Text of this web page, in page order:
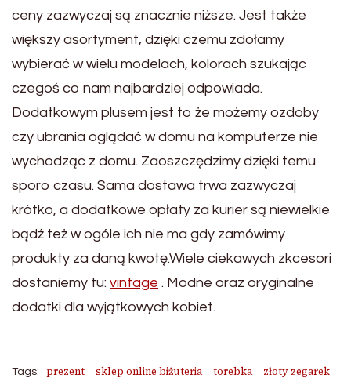
ceny zazwyczaj są znacznie niższe. Jest także
większy asortyment, dzięki czemu zdołamy
wybierać w wielu modelach, kolorach szukając
czegoś co nam najbardziej odpowiada.
Dodatkowym plusem jest to że możemy ozdoby
czy ubrania oglądać w domu na komputerze nie
wychodząc z domu. Zaoszczędzimy dzięki temu
sporo czasu. Sama dostawa trwa zazwyczaj
krótko, a dodatkowe opłaty za kurier są niewielkie
bądź też w ogóle ich nie ma gdy zamówimy
produkty za daną kwotę.Wiele ciekawych zkcesori
dostaniemy tu: vintage . Modne oraz oryginalne
dodatki dla wyjątkowych kobiet.
Tags: prezent sklep online biżuteria torebka złoty zegarek